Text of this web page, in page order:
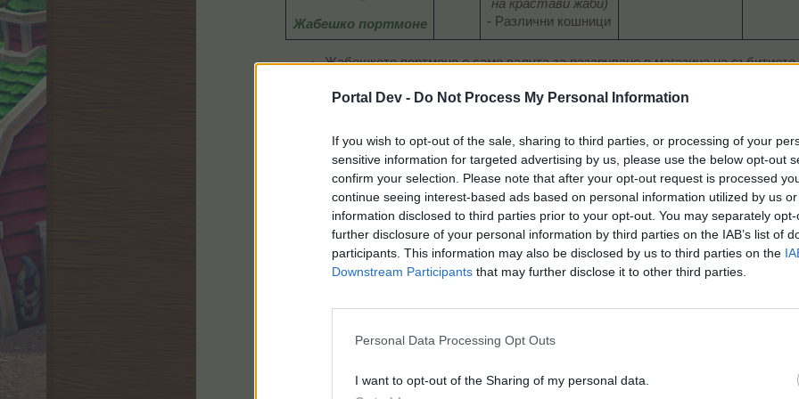
Portal Dev - Do Not Process My Personal Information
If you wish to opt-out of the sale, sharing to third parties, or processing of your
sensitive information for targeted advertising by us, please use the below opt-out
confirm your selection. Please note that after your opt-out request is processed
continue seeing interest-based ads based on personal information utilized by us
information disclosed to third parties prior to your opt-out. You may separately
further disclosure of your personal information by third parties on the IAB’s list of
participants. This information may also be disclosed by us to third parties on the
Downstream Participants that may further disclose it to other third parties.
Personal Data Processing Opt Outs
I want to opt-out of the Sharing of my personal data.
Жабешко портмоне
на крастави жаби)
- Различни кошници​
Жабешкото портмоне е само валута за пазаруване в магазина на събитието
Вид Необходими продукти Време
Моментално
смесване
Кубчета
20 Куклен мак
20 Балонени цветя​
00:00:15 1 ЛГ​
Теди
20 Балонени цветя